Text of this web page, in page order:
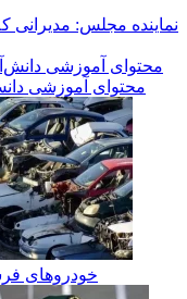
نماینده مجلس:
محتوای آموزشی
خودرو‌های